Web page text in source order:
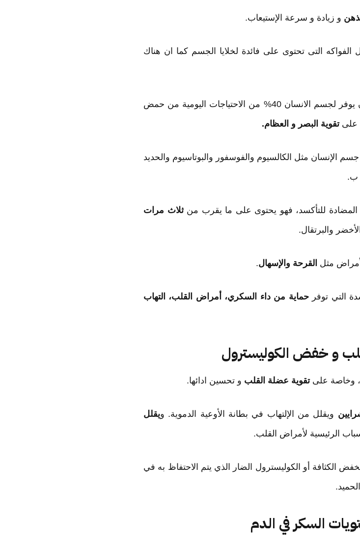
و زيادة و سرعة الإستيعاب.
التى تحتوى على فائدة لخلايا الجسم كما ان هناك
3- إن كوب واحد من عصير الرمان يمكن أن يوفر لجسم الانسان 40% من الاحتياجات اليومية من حمض
تقوية البصر و العظام.
الإنسان مثل الكالسيوم والفوسفور والبوتاسيوم والحديد
ب.
ثلاث مرات
والبرتقال.
القرحة والإسهال.
حماية من داء السكري، أمراض القلب، التهاب
و خفض الكوليسترول
تقوية عضلة القلب و تحسين ادائها.
ويقلل من الإلتهاب في بطانة الأوعية الدموية. ويقلل
الرئيسية لأمراض القلب.
الكثافة أو الكوليسترول الضار الذي يتم الاحتفاظ به في
السكر في الدم